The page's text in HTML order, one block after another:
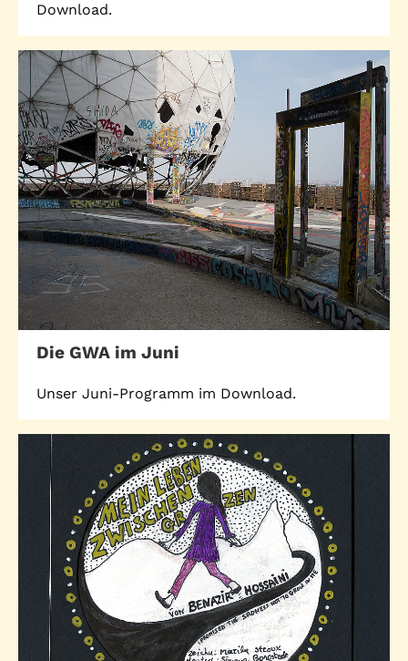
Download.
Die GWA im Juni
Unser Juni-Programm im Download.